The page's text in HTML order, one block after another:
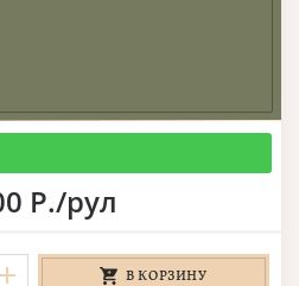
Р./рул
В КОРЗИНУ